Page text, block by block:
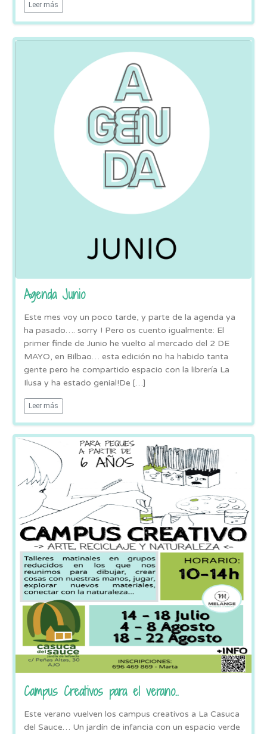
Leer más
Agenda Junio
Este mes voy un poco tarde, y parte de la agenda ya
ha pasado…. sorry ! Pero os cuento igualmente: El
primer finde de Junio he vuelto al mercado del 2 DE
MAYO, en Bilbao… esta edición no ha habido tanta
gente pero he compartido espacio con la librería La
Ilusa y ha estado genial!De […]
Leer más
Campus Creativos para el verano..
Este verano vuelven los campus creativos a La Casuca
del Sauce… Un jardín de infancia con un espacio verde